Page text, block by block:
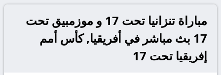
مباراة تنزانيا تحت 17 و موزمبيق تحت
17 بث مباشر في أفريقيا, كأس أمم
إفريقيا تحت 17